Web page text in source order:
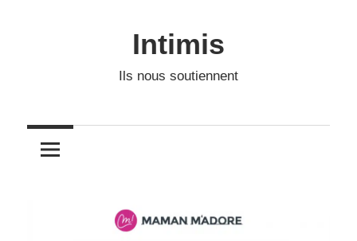
Intimis
Ils nous soutiennent